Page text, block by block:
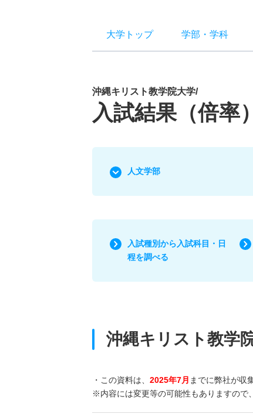
大学トップ 学部 ・ 学科
沖縄キリスト教学院大学/
入試結果（倍率）
人文学部
入試種別から入試科目・日
程を調べる
沖縄キリスト教学
・この資料は、 2025年7月 までに弊社が収
※内容には変更等の可能性もありますので